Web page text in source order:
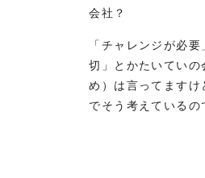
会社？
「チャレンジが必
切」とかたいていの
め）は言ってますけ
でそう考えているの